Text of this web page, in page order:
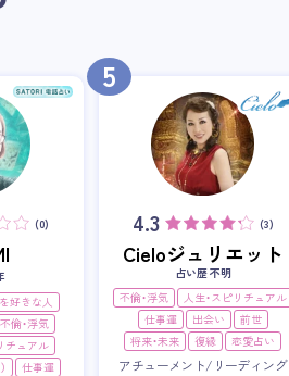
(0)
好きな人
不倫・浮気
チュアル
仕事運
5
4.3 (3)
Cieloジュリエット
占い歴 不明
不倫・浮気
人生・スピリチュアル
仕事運
出会い
前世
将来・未来
復縁 恋愛占い
アチューメント/リーディング